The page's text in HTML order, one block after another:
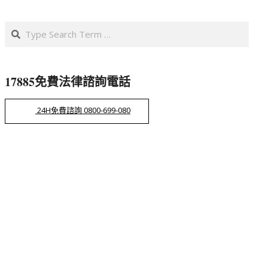
Search
17885免費法律諮詢電話
24H免費諮詢 0800-699-080